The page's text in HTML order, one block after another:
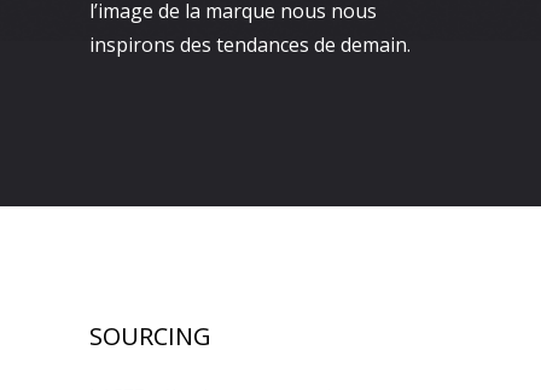
l’image de la marque nous nous
inspirons des tendances de demain.
SOURCING